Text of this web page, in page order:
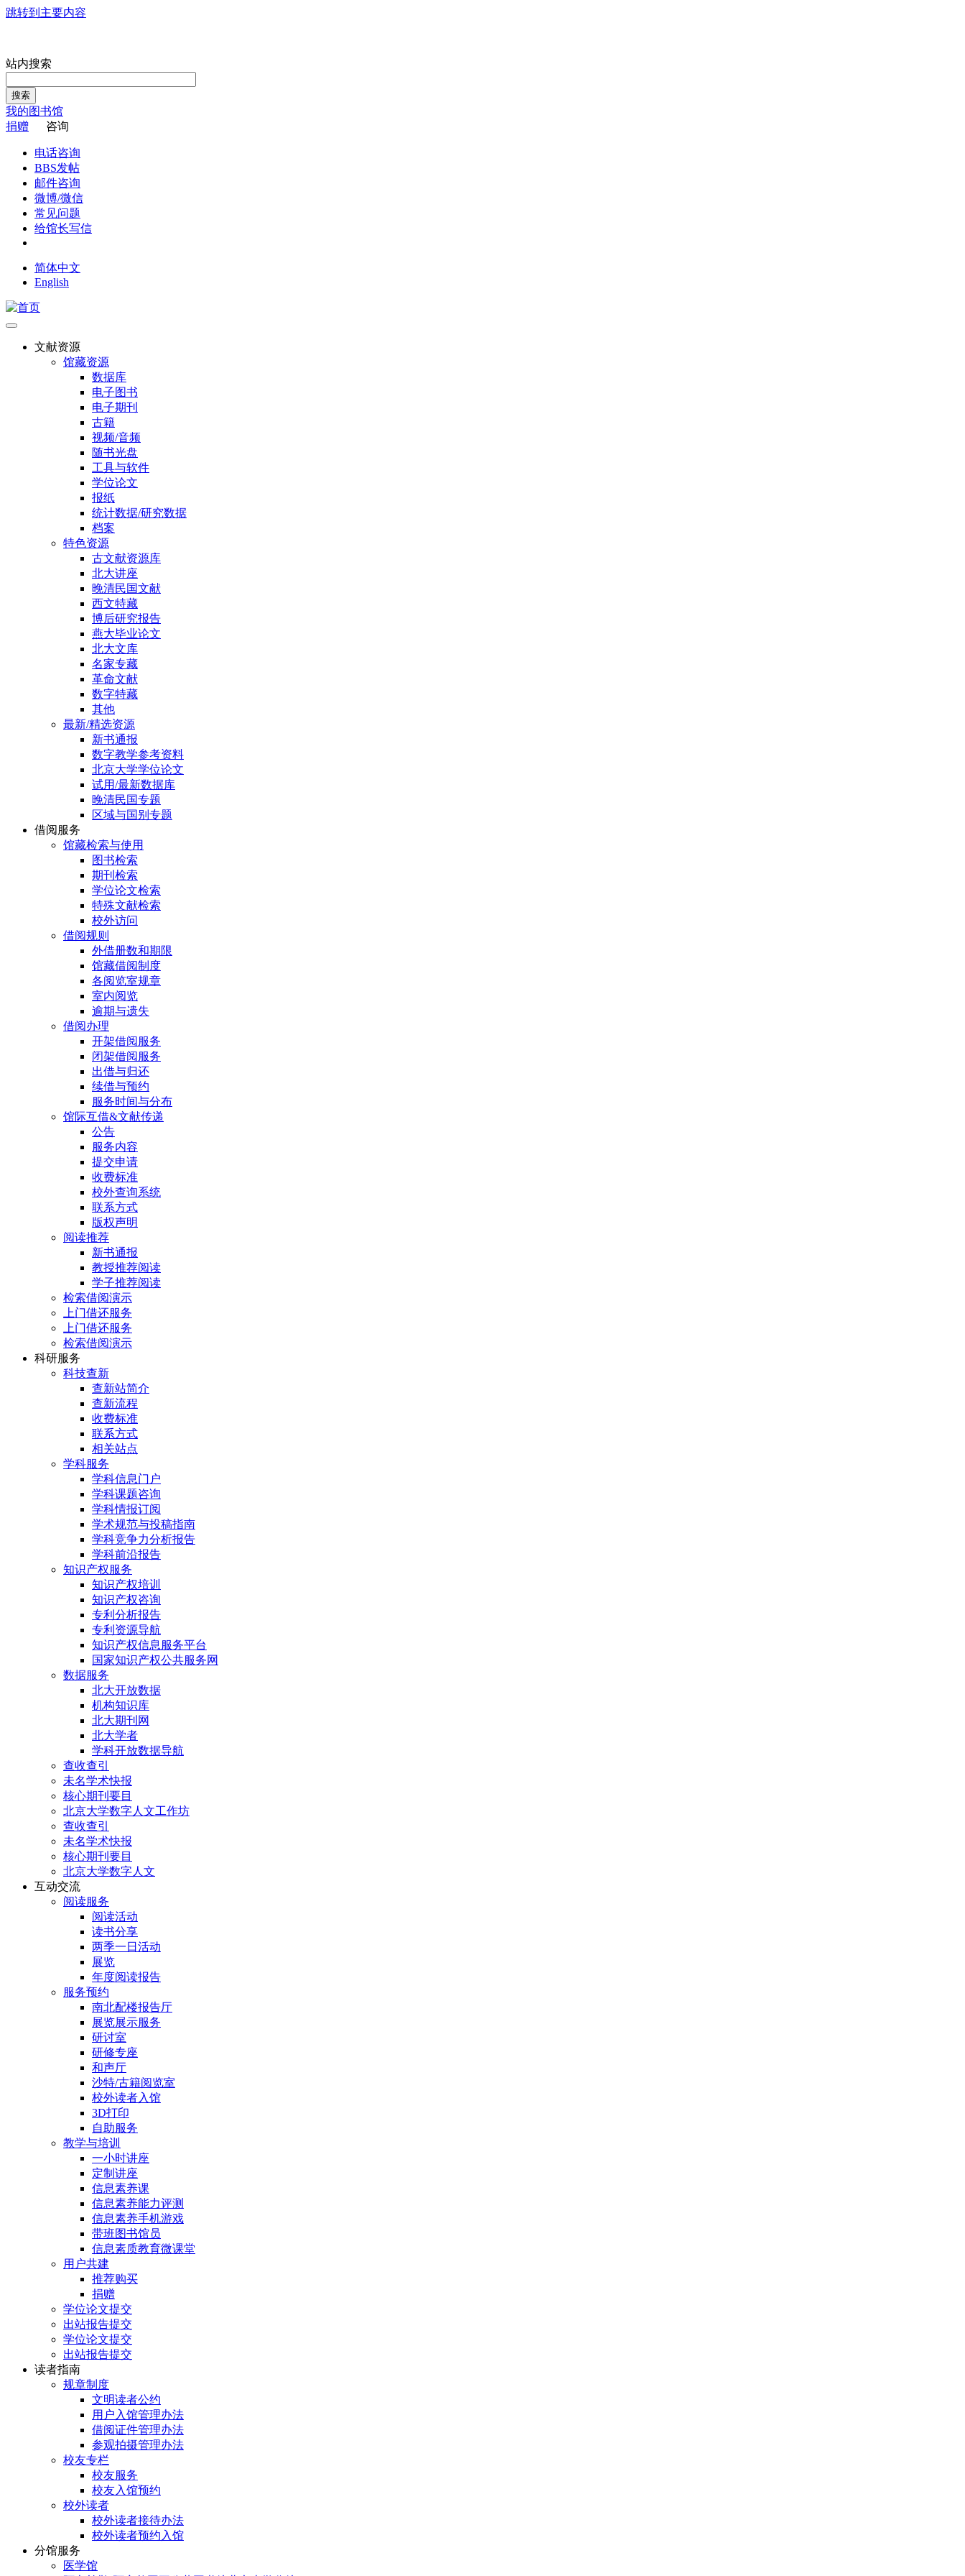
跳转到主要内容
站内搜索
搜索
我的图书馆
捐赠
咨询
电话咨询
BBS发帖
邮件咨询
微博/微信
常见问题
给馆长写信
简体中文
English
文献资源
馆藏资源
数据库
电子图书
电子期刊
古籍
视频/音频
随书光盘
工具与软件
学位论文
报纸
统计数据/研究数据
档案
特色资源
古文献资源库
北大讲座
晚清民国文献
西文特藏
博后研究报告
燕大毕业论文
北大文库
名家专藏
革命文献
数字特藏
其他
最新/精选资源
新书通报
数字教学参考资料
北京大学学位论文
试用/最新数据库
晚清民国专题
区域与国别专题
借阅服务
馆藏检索与使用
图书检索
期刊检索
学位论文检索
特殊文献检索
校外访问
借阅规则
外借册数和期限
馆藏借阅制度
各阅览室规章
室内阅览
逾期与遗失
借阅办理
开架借阅服务
闭架借阅服务
出借与归还
续借与预约
服务时间与分布
馆际互借&文献传递
公告
服务内容
提交申请
收费标准
校外查询系统
联系方式
版权声明
阅读推荐
新书通报
教授推荐阅读
学子推荐阅读
检索借阅演示
上门借还服务
上门借还服务
检索借阅演示
科研服务
科技查新
查新站简介
查新流程
收费标准
联系方式
相关站点
学科服务
学科信息门户
学科课题咨询
学科情报订阅
学术规范与投稿指南
学科竞争力分析报告
学科前沿报告
知识产权服务
知识产权培训
知识产权咨询
专利分析报告
专利资源导航
知识产权信息服务平台
国家知识产权公共服务网
数据服务
北大开放数据
机构知识库
北大期刊网
北大学者
学科开放数据导航
查收查引
未名学术快报
核心期刊要目
北京大学数字人文工作坊
查收查引
未名学术快报
核心期刊要目
北京大学数字人文
互动交流
阅读服务
阅读活动
读书分享
两季一日活动
展览
年度阅读报告
服务预约
南北配楼报告厅
展览展示服务
研讨室
研修专座
和声厅
沙特/古籍阅览室
校外读者入馆
3D打印
自助服务
教学与培训
一小时讲座
定制讲座
信息素养课
信息素养能力评测
信息素养手机游戏
带班图书馆员
信息素质教育微课堂
用户共建
推荐购买
捐赠
学位论文提交
出站报告提交
学位论文提交
出站报告提交
读者指南
规章制度
文明读者公约
用户入馆管理办法
借阅证件管理办法
参观拍摄管理办法
校友专栏
校友服务
校友入馆预约
校外读者
校外读者接待办法
校外读者预约入馆
分馆服务
医学馆